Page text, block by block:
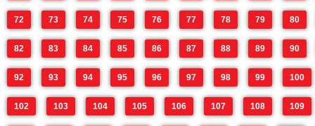
72 73 74 75 76 77 78 79 80
82 83 84 85 86 87 88 89 90
92 93 94 95 96 97 98 99 100
102 103 104 105 106 107 108 109